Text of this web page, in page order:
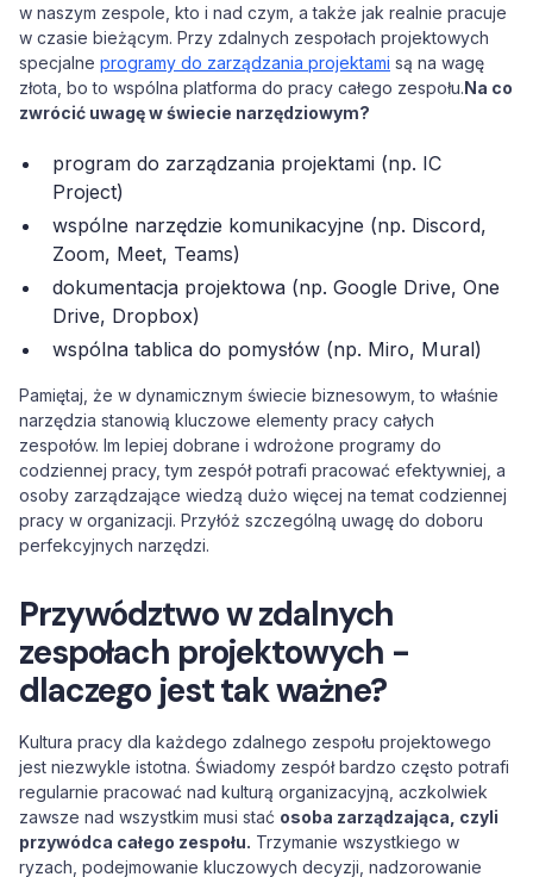
w naszym zespole, kto i nad czym, a także jak realnie pracuje
w czasie bieżącym. Przy zdalnych zespołach projektowych
specjalne programy do zarządzania projektami są na wagę
złota, bo to wspólna platforma do pracy całego zespołu.Na co
zwrócić uwagę w świecie narzędziowym?
program do zarządzania projektami (np. IC
Project)
wspólne narzędzie komunikacyjne (np. Discord,
Zoom, Meet, Teams)
dokumentacja projektowa (np. Google Drive, One
Drive, Dropbox)
wspólna tablica do pomysłów (np. Miro, Mural)
Pamiętaj, że w dynamicznym świecie biznesowym, to właśnie
narzędzia stanowią kluczowe elementy pracy całych
zespołów. Im lepiej dobrane i wdrożone programy do
codziennej pracy, tym zespół potrafi pracować efektywniej, a
osoby zarządzające wiedzą dużo więcej na temat codziennej
pracy w organizacji. Przyłóż szczególną uwagę do doboru
perfekcyjnych narzędzi.
Przywództwo w zdalnych
zespołach projektowych -
dlaczego jest tak ważne?
Kultura pracy dla każdego zdalnego zespołu projektowego
jest niezwykle istotna. Świadomy zespół bardzo często potrafi
regularnie pracować nad kulturą organizacyjną, aczkolwiek
zawsze nad wszystkim musi stać osoba zarządzająca, czyli
przywódca całego zespołu. Trzymanie wszystkiego w
ryzach, podejmowanie kluczowych decyzji, nadzorowanie